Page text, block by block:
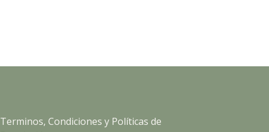
Terminos, Condiciones y Políticas de